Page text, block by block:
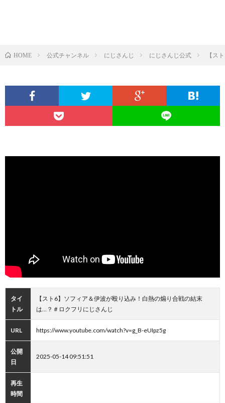
HOME 公式チャンネル にじさんじ にじさんじ公式 【ス
タイ
トル
【スト6】ソフィア＆伊波が殴り込み！白熱の煽り合戦の結末
は…？＃ロクフリにじさんじ
URL https://www.youtube.com/watch?v=g_B-eUIpz5g
公開
日
2025-05-14 09:51:51
再生
時間